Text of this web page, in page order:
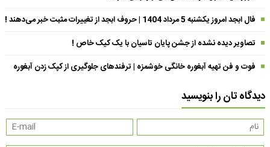
فال ابجد امروز یکشنبه 5 مرداد 1404 | حروف ابجد از تغییرات مثبت خبر می‌دهند !
تصاویر دیده نشده از جشن پایان تاسیان با یک کیک خاص !
فوت و فن تهیه آبغوره خانگی خوشمزه | ترفندهای جلوگیری از کپک زدن آبغوره
دیدگاه تان را بنویسید